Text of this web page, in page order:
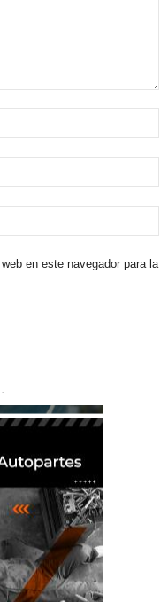
en este navegador para la